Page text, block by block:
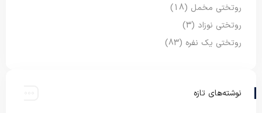
روتختی مخمل (18)
روتختی نوزاد (3)
روتختی یک نفره (83)
نوشته‌های تازه